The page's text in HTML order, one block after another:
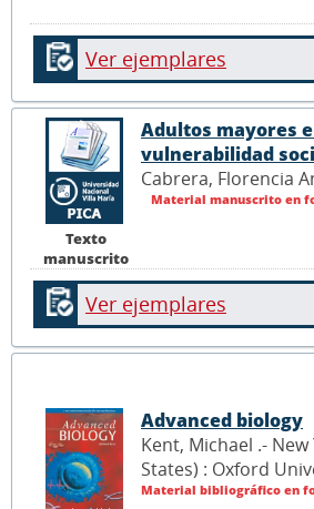
Ver ejemplares
Texto
manuscrito
Adultos mayores
vulnerabilidad
Cabrera, Florencia
Material manuscrito en
Ver ejemplares
Advanced biology
Kent, Michael .-
States) : Oxford
Material bibliográfico en